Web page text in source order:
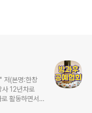
저(본명:한창
12년차로
활동하면서